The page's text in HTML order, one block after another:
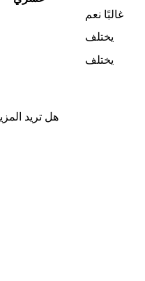
غالبًا نعم
يختلف
يختلف
هل تريد